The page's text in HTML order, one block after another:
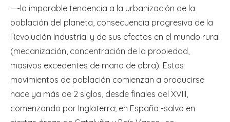
—-la imparable tendencia a la urbanización de la
población del planeta, consecuencia progresiva de la
Revolución Industrial y de sus efectos en el mundo rural
(mecanización, concentración de la propiedad,
masivos excedentes de mano de obra). Estos
movimientos de población comienzan a producirse
hace ya más de 2 siglos, desde finales del XVIII,
comenzando por Inglaterra; en España -salvo en